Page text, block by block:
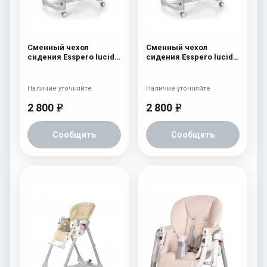
Сменный чехол
сидения Esspero lucid к
Prima Pappa Best Pink
2 800 e
Сообщить
Наличие уточняйте
Сменный чехол
сидения Esspero lucid к
Prima Pappa Best Green
2 800 e
Сообщить
Наличие уточняйте